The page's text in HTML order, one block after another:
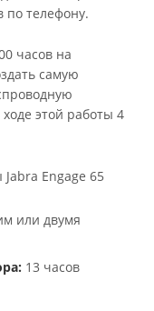
по телефону.
часов на
самую
этой работы 4
Engage 65
или двумя
13 часов